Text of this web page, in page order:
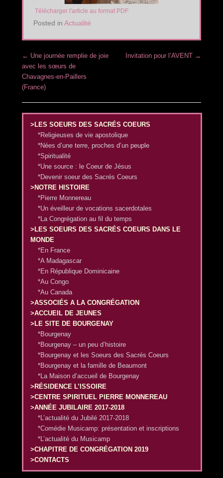
Télécharger l'article au format PDF
Posted in Actualité
Post navigation
← Une journée remplie de joie
avec les sœurs de
Chavagnes-en-Paillers
(France)
Invitation pour l’AVENT →
>LES SOEURS DES SACRÉS COEURS
*Religieuses de vie apostolique
*Nées d’une terre, proches d’un peuple
*Spiritualité
*Une source : le Coeur de Jésus
*Devenir soeur des Sacrés Coeurs
>NOTRE HISTOIRE
*Pierre Monnereau
*Un éveilleur de vocations sacerdotales
*La Congrégation au fil du temps
>LES SOEURS DES SACRÉS COEURS DANS LE
MONDE
*En France
*A Madagascar
*En République Dominicaine
*Au Congo
*Au Canada
>ASSOCIÉS A LA CONGRÉGATION
>ACCUEIL DE JEUNES
>LE SITE DE BOURGENAY
*Bourgenay
*Bourgenay – un peu d’histoire
*Bourgenay et les Soeurs des Sacrés Coeurs
*Bourgenay et la famille de Beaumont
*La Maison d’accueil de Bourgenay
>RÉSIDENCE L’ISSOIRE
>CENTRE SPIRITUEL PIERRE MONNEREAU
>ANNÉE JUBILAIRE 2017-2018
*L’actualité du Jubilé 2017-2018
*Comédie Musicamp: présentation et inscriptions
*L’actualité du Musicamp
>CHAPITRE DE CONGRÉGATION 2019
>CONTACTS